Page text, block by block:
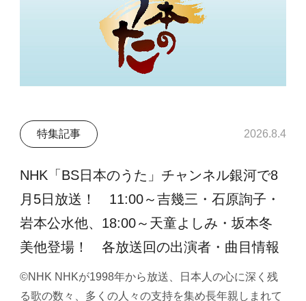
特集記事 2026.8.4
NHK「BS日本のうた」チャンネル銀河で8
月5日放送！ 11:00～吉幾三・石原詢子・
岩本公水他、18:00～天童よしみ・坂本冬
美他登場！ 各放送回の出演者・曲目情報
©NHK NHKが1998年から放送、日本人の心に深く残
る歌の数々、多くの人々の支持を集め長年親しまれて